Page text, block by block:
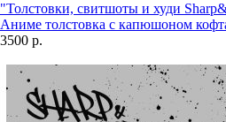
"Толстовки, свитшоты и худи
Аниме толстовка с капюшоном
3500 р.